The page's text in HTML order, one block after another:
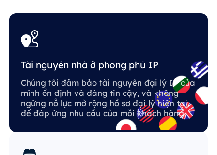
Tài nguyên nhà ở phong phú IP
Chúng tôi đảm bảo tài nguyên đại lý IP của
mình ổn định và đáng tin cậy, và không
ngừng nỗ lực mở rộng hồ sơ đại lý hiện tại
để đáp ứng nhu cầu của mỗi khách hàng.